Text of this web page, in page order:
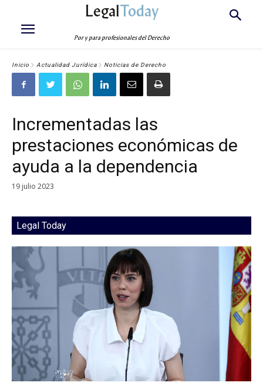
LegalToday
Por y para profesionales del Derecho
Inicio Actualidad Jurídica Noticias de Derecho
Incrementadas las
prestaciones económicas de
ayuda a la dependencia
19 julio 2023
Legal Today